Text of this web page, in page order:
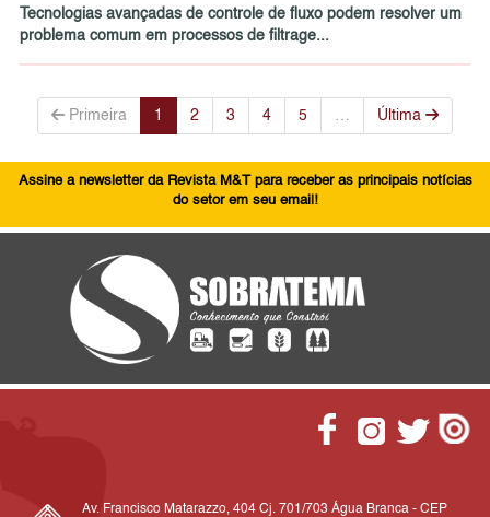
Tecnologias avançadas de controle de fluxo podem resolver um
problema comum em processos de filtrage...
Primeira 1 2 3 4 5 Última
Assine a newsletter da Revista M&T para receber as principais notícias
do setor em seu email!
Av. Francisco Matarazzo, 404 Cj. 701/703 Água Branca - CEP